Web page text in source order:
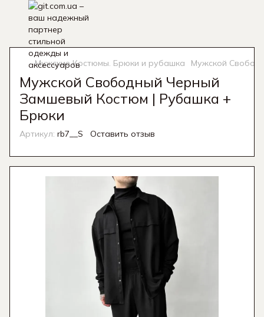
Мужские Костюмы. Брюки и рубашка Мужской
Мужской Свободный Черный
Замшевый Костюм | Рубашка +
Брюки
Артикул: rb7__S Оставить отзыв